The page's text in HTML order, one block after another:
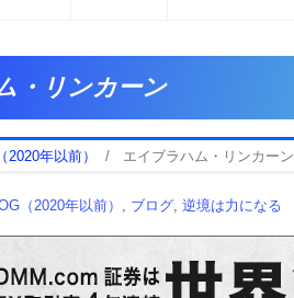
・リンカーン
2020年以前） エイブラハム・リンカーン
（2020年以前） , ブログ, 逆境は力になる